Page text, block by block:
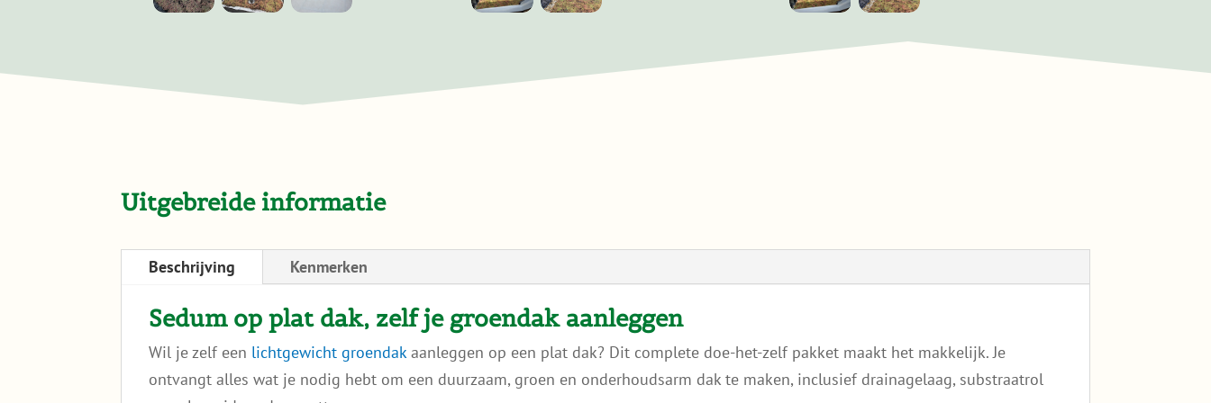
geregeld dat
over mijn schouder kon en de
Het werk viel reuze mee. Ik ben er zo blij
mee. Ik wou dat ik meer platte daken
ik een soort hangmat gemaakt dat
ingelegd en via een ladder naar het dak
gebracht. Uiteindelijk heb ik in mijn
Uitgebreide informatie
Beschrijving Kenmerken
Sedum op plat dak, zelf je groendak aanleggen
Wil je zelf een lichtgewicht groendakaanleggen op een plat dak? Dit complete doe-het-zelf pakket maakt het makkelijk. Je
ontvangt alles wat je nodig hebt om een duurzaam, groen en onderhoudsarm dak te maken, inclusief drainagelaag, substraatrol